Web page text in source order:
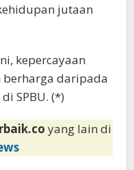
jutaan
kepercayaan
daripada
SPBU. (*)
yang lain di